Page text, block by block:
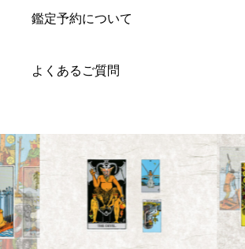
鑑定予約について
よくあるご質問